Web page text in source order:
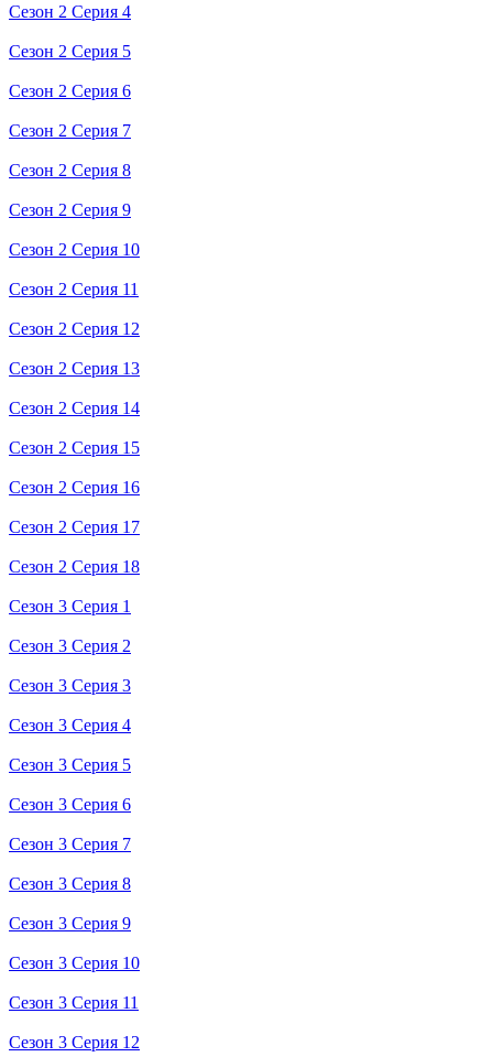
Сезон 2 Серия 4
Сезон 2 Серия 5
Сезон 2 Серия 6
Сезон 2 Серия 7
Сезон 2 Серия 8
Сезон 2 Серия 9
Сезон 2 Серия 10
Сезон 2 Серия 11
Сезон 2 Серия 12
Сезон 2 Серия 13
Сезон 2 Серия 14
Сезон 2 Серия 15
Сезон 2 Серия 16
Сезон 2 Серия 17
Сезон 2 Серия 18
Сезон 3 Серия 1
Сезон 3 Серия 2
Сезон 3 Серия 3
Сезон 3 Серия 4
Сезон 3 Серия 5
Сезон 3 Серия 6
Сезон 3 Серия 7
Сезон 3 Серия 8
Сезон 3 Серия 9
Сезон 3 Серия 10
Сезон 3 Серия 11
Сезон 3 Серия 12